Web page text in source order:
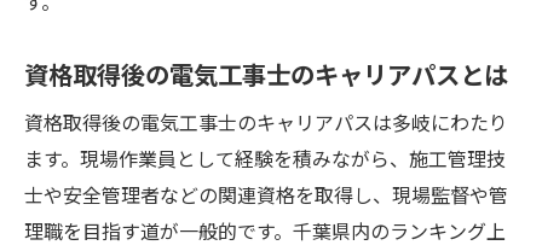
資格取得後の電気工事士のキャリアパスとは
資格取得後の電気工事士のキャリアパスは多岐にわたり
ます。現場作業員として経験を積みながら、施工管理技
士や安全管理者などの関連資格を取得し、現場監督や管
理職を目指す道が一般的です。千葉県内のランキング上